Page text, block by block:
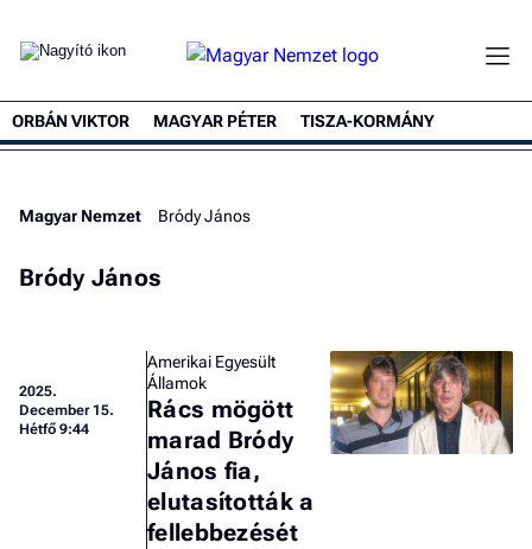
ORBÁN VIKTOR MAGYAR PÉTER TISZA-KORMÁNY
Magyar Nemzet Bródy János
Bródy János
2025.
December 15.
Hétfő 9:44
Amerikai Egyesült
Államok
Rács mögött
marad Bródy
János fia,
elutasították a
fellebbezését